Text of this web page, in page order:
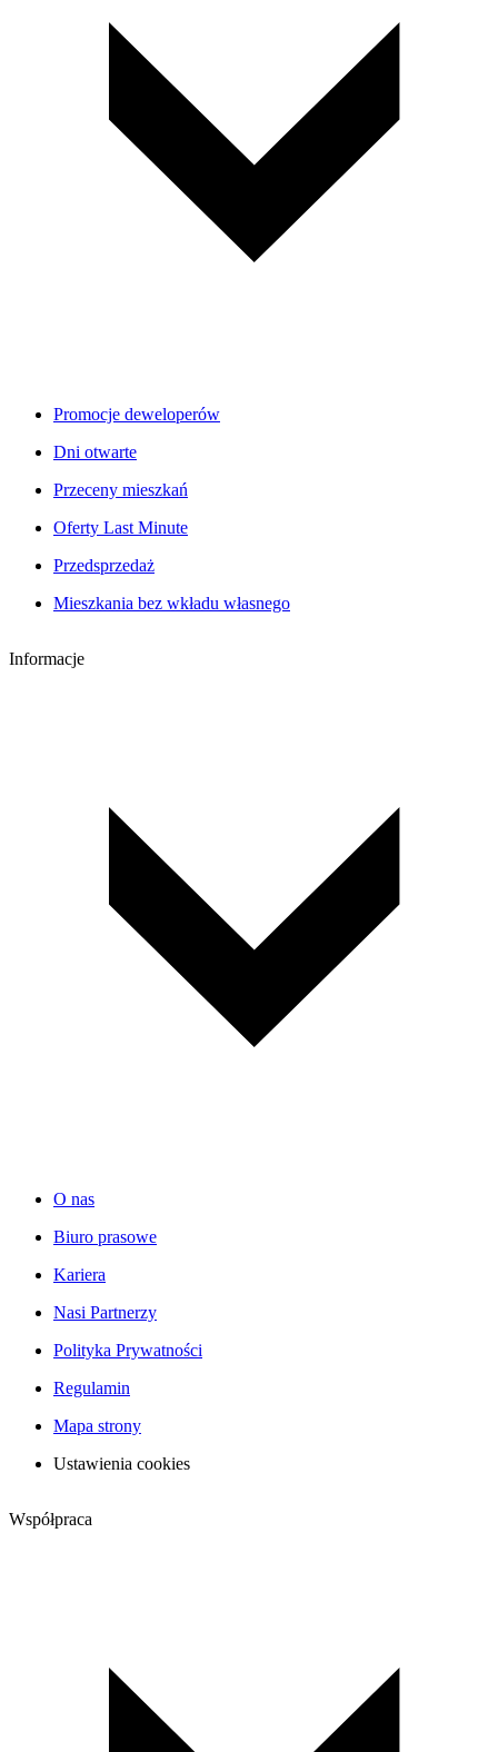
Promocje deweloperów
Dni otwarte
Przeceny mieszkań
Oferty Last Minute
Przedsprzedaż
Mieszkania bez wkładu własnego
Informacje
O nas
Biuro prasowe
Kariera
Nasi Partnerzy
Polityka Prywatności
Regulamin
Mapa strony
Ustawienia cookies
Współpraca